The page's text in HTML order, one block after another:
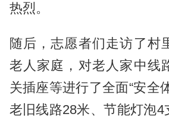
热烈。
随后，志愿者们走访了村
老人家庭，对老人家中线
关插座等进行了全面“安全
老旧线路28米、节能灯泡4